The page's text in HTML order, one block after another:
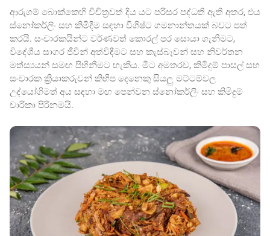
ආරුගම් බොක්කෙහි විචිත්‍රවත් දිය යට පරිසර පද්ධති ඇති අතර, එය
ස්නෝකර්ලිං සහ කිමිදීම සඳහා විශිෂ්ට ගමනාන්තයක් බවට පත්
කරයි. සංචාරකයින්ට වර්ණවත් කොරල් පර සොයා ගැනීමට,
විදේශීය සාගර ජීවීන් අත්විඳීමට සහ කැස්බෑවන් සහ නිවර්තන
මත්ස්‍යයන් සමඟ පිහිනීමට හැකිය. මීට අමතරව, කිමිදුම් පාසල් සහ
සංචාරක ක්‍රියාකරුවන් කිහිප දෙනෙකු සියලු මට්ටම්වල
උද්යෝගිමත් අය සඳහා මඟ පෙන්වන ස්නෝකර්ලිං සහ කිමිදුම්
චාරිකා පිරිනමයි.